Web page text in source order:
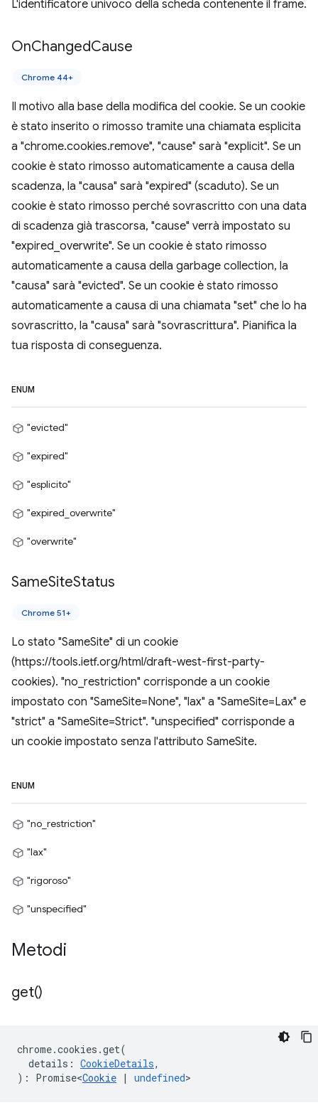
L'identificatore univoco della scheda contenente il frame.
OnChangedCause
Chrome 44+
Il motivo alla base della modifica del cookie. Se un cookie
è stato inserito o rimosso tramite una chiamata esplicita
a "chrome.cookies.remove", "cause" sarà "explicit". Se un
cookie è stato rimosso automaticamente a causa della
scadenza, la "causa" sarà "expired" (scaduto). Se un
cookie è stato rimosso perché sovrascritto con una data
di scadenza già trascorsa, "cause" verrà impostato su
"expired_overwrite". Se un cookie è stato rimosso
automaticamente a causa della garbage collection, la
"causa" sarà "evicted". Se un cookie è stato rimosso
automaticamente a causa di una chiamata "set" che lo ha
sovrascritto, la "causa" sarà "sovrascrittura". Pianifica la
tua risposta di conseguenza.
ENUM
"evicted"
"expired"
"esplicito"
"expired_overwrite"
"overwrite"
SameSiteStatus
Chrome 51+
Lo stato "SameSite" di un cookie
(https://tools.ietf.org/html/draft-west-first-party-
cookies). "no_restriction" corrisponde a un cookie
impostato con "SameSite=None", "lax" a "SameSite=Lax" e
"strict" a "SameSite=Strict". "unspecified" corrisponde a
un cookie impostato senza l'attributo SameSite.
ENUM
"no_restriction"
"lax"
"rigoroso"
"unspecified"
Metodi
get()
chrome.cookies .get(
details : CookieDetails,
) : Promise<Cookie | undefined>